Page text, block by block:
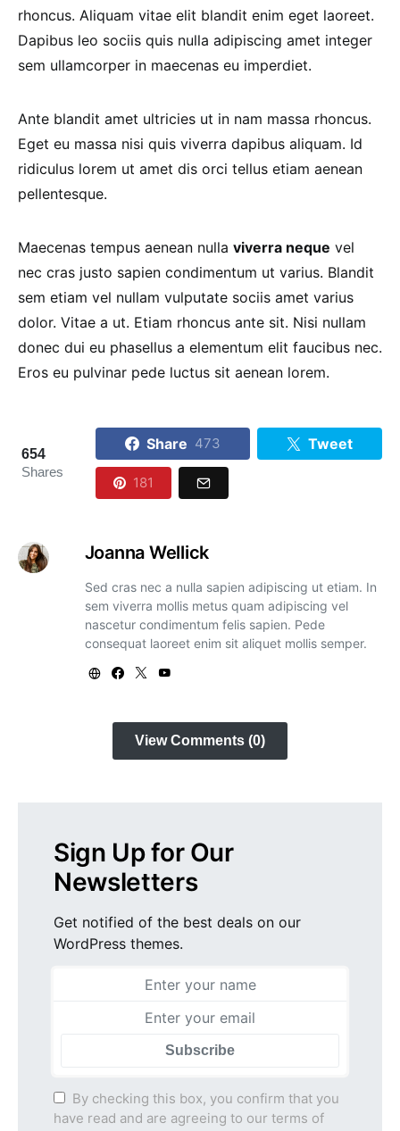
rhoncus. Aliquam vitae elit blandit enim eget laoreet.
Dapibus leo sociis quis nulla adipiscing amet integer
sem ullamcorper in maecenas eu imperdiet.
Ante blandit amet ultricies ut in nam massa rhoncus.
Eget eu massa nisi quis viverra dapibus aliquam. Id
ridiculus lorem ut amet dis orci tellus etiam aenean
pellentesque.
Maecenas tempus aenean nulla viverra neque vel
nec cras justo sapien condimentum ut varius. Blandit
sem etiam vel nullam vulputate sociis amet varius
dolor. Vitae a ut. Etiam rhoncus ante sit. Nisi nullam
donec dui eu phasellus a elementum elit faucibus nec.
Eros eu pulvinar pede luctus sit aenean lorem.
654
Shares
Share 473 Tweet
181
Joanna Wellick
Sed cras nec a nulla sapien adipiscing ut etiam. In
sem viverra mollis metus quam adipiscing vel
nascetur condimentum felis sapien. Pede
consequat laoreet enim sit aliquet mollis semper.
View Comments (0)
Sign Up for Our
Newsletters
Get notified of the best deals on our
WordPress themes.
Subscribe
By checking this box, you confirm that you
have read and are agreeing to our terms of